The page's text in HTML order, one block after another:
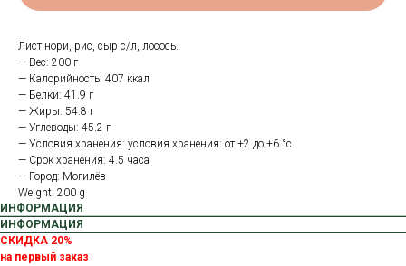
Лист нори, рис, сыр с/л, лосось.
— Вес: 200 г
— Калорийность: 407 ккал
— Белки: 41.9 г
— Жиры: 54.8 г
— Углеводы: 45.2 г
— Условия хранения: условия хранения: от +2 до +6 °с
— Срок хранения: 4.5 часа
— Город: Могилёв
Weight: 200 g
ИНФОРМАЦИЯ
ИНФОРМАЦИЯ
СКИДКА 20%
на первый заказ